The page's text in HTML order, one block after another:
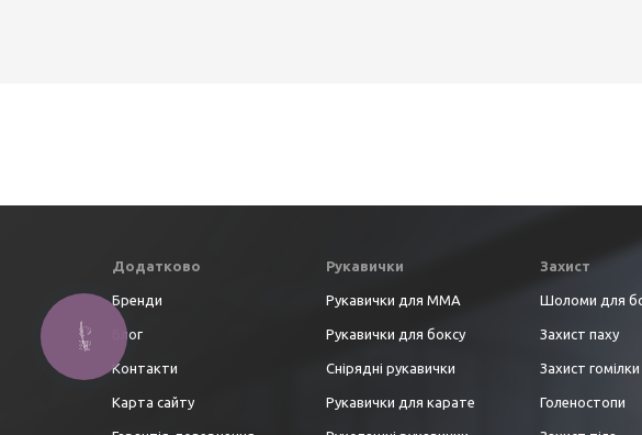
Додатково
Бренди
Блог
Контакти
Карта сайту
Рукавички
Рукавички для ММА
Рукавички для боксу
Снірядні рукавички
Рукавички для карате
Захист
Шоломи для
Захист паху
Захист гомілки
Голеностопи